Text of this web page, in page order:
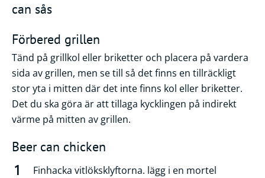
can sås
Förbered grillen
Tänd på grillkol eller briketter och placera på vardera
sida av grillen, men se till så det finns en tillräckligt
stor yta i mitten där det inte finns kol eller briketter.
Det du ska göra är att tillaga kycklingen på indirekt
värme på mitten av grillen.
Beer can chicken
Finhacka vitlöksklyftorna. lägg i en mortel